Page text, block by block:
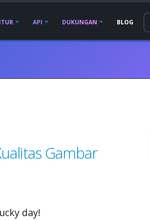
API DUKUNGAN BLOG
Gambar
day!